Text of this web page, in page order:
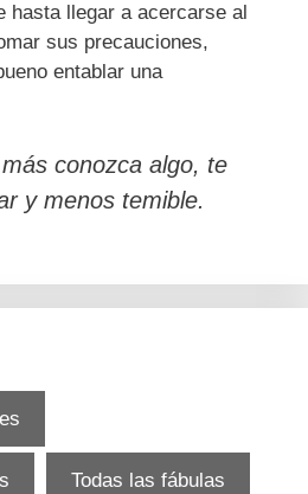
hasta llegar a acercarse al
sus precauciones,
entablar una
conozca algo, te
y menos temible.
Todas las fábulas